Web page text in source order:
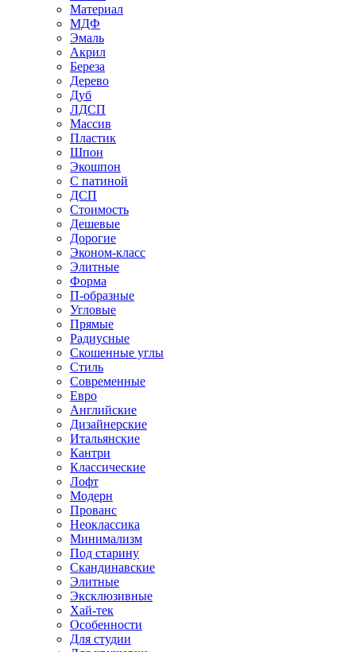
Материал
МДФ
Эмаль
Акрил
Береза
Дерево
Дуб
ЛДСП
Массив
Пластик
Шпон
Экошпон
С патиной
ДСП
Стоимость
Дешевые
Дорогие
Эконом-класс
Элитные
Форма
П-образные
Угловые
Прямые
Радиусные
Скошенные углы
Стиль
Современные
Евро
Английские
Дизайнерские
Итальянские
Кантри
Классические
Лофт
Модерн
Прованс
Неоклассика
Минимализм
Под старину
Скандинавские
Элитные
Эксклюзивные
Хай-тек
Особенности
Для студии